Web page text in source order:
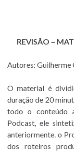
REVISÃO –
Autores: Guilherme
O material é
duração de 20
todo o conteúdo
Podcast, ele
anteriormente. o
dos roteiros